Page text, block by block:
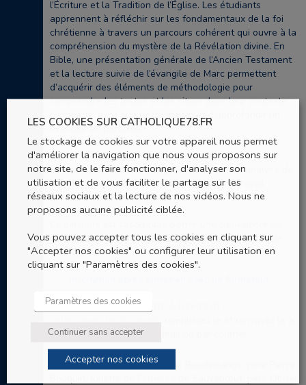
l’Écriture et la Tradition de l’Église. Les étudiants
apprennent à réfléchir sur les fondamentaux de la foi
chrétienne à travers un parcours cohérent qui ouvre à la
compréhension du mystère de la Révélation divine. En
Bible, une présentation générale de l’Ancien Testament
et la lecture suivie de l’évangile de Marc permettent
d’acquérir des éléments de méthodologie pour
comprendre les textes et les situer dans leur contexte
historique, ainsi que de connaître et d’approfondir un
évangile en particulier.
PÉDAGOGIE :
Enseignements, travail de groupe, lecture et analyse de
textes, questionnement et argumentation. Travail
interséances et mémoire de fin d’année.
crédits dans les universités catholiques (ou facultés de
théologie) de Paris.
FICHE DE CANDIDATURE À REMPLIR :
l’adresse mentionnée par mail ou par courrier.
FORMATEURS :Père Alain de Boudemange, père Pierre
LES COOKIES SUR CATHOLIQUE78.FR
Le stockage de cookies sur votre appareil nous permet
d'améliorer la navigation que nous vous proposons sur
notre site, de le faire fonctionner, d'analyser son
utilisation et de vous faciliter le partage sur les
réseaux sociaux et la lecture de nos vidéos. Nous ne
proposons aucune publicité ciblée.
Vous pouvez accepter tous les cookies en cliquant sur
"Accepter nos cookies" ou configurer leur utilisation en
cliquant sur "Paramètres des cookies".
Paramètres des cookies
Continuer sans accepter
Accepter nos cookies